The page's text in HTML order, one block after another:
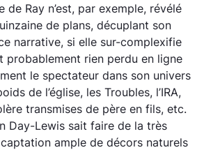
de Ray n’est, par exemple, révélé
de plans, décuplant son
narrative, si elle sur-complexifie
probablement rien perdu en ligne
le spectateur dans son univers
de l’église, les Troubles, l’IRA,
transmises de père en fils, etc.
Day-Lewis sait faire de la très
ample de décors naturels